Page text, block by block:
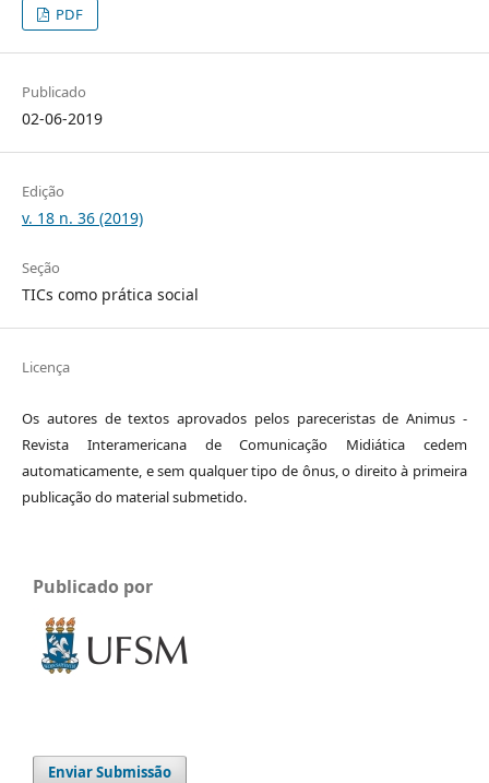
PDF
Publicado
02-06-2019
Edição
v. 18 n. 36 (2019)
Seção
TICs como prática social
Licença
Os autores de textos aprovados pelos pareceristas de Animus -
Revista Interamericana de Comunicação Midiática cedem
automaticamente, e sem qualquer tipo de ônus, o direito à primeira
publicação do material submetido.
Publicado por
Enviar Submissão